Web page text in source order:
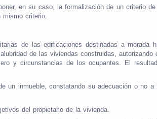
en su caso, la formalización de un criterio de
criterio.
de las edificaciones destinadas a morada
de las viviendas construidas, autorizando
y circunstancias de los ocupantes. El
un inmueble, constatando su adecuación o no a
del propietario de la vivienda.